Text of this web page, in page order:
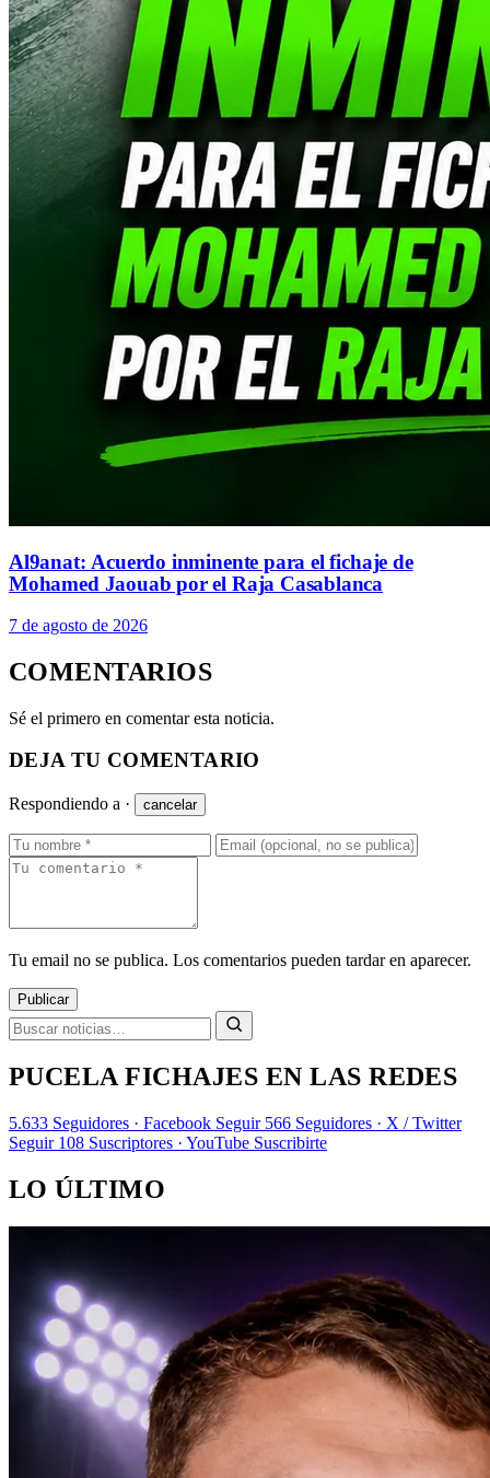
Al9anat: Acuerdo inminente para el fichaje de
Mohamed Jaouab por el Raja Casablanca
7 de agosto de 2026
COMENTARIOS
Sé el primero en comentar esta noticia.
DEJA TU COMENTARIO
Respondiendo a · cancelar
Tu email no se publica. Los comentarios pueden tardar en aparecer.
Publicar
PUCELA FICHAJES EN LAS REDES
5.633 Seguidores · Facebook Seguir 566 Seguidores · X / Twitter
Seguir 108 Suscriptores · YouTube Suscribirte
LO ÚLTIMO